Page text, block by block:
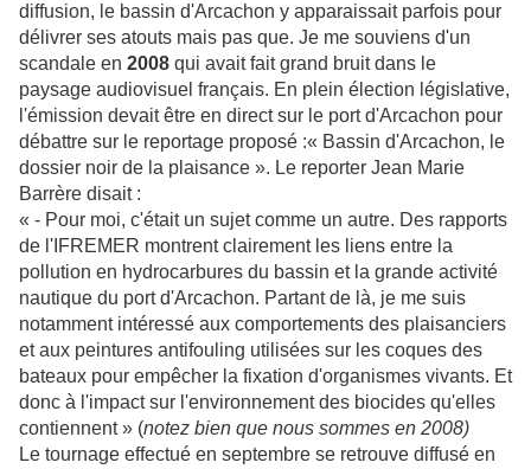
diffusion, le bassin d'Arcachon y apparaissait parfois pour
délivrer ses atouts mais pas que. Je me souviens d'un
scandale en 2008 qui avait fait grand bruit dans le
paysage audiovisuel français. En plein élection législative,
l'émission devait être en direct sur le port d'Arcachon pour
débattre sur le reportage proposé :« Bassin d'Arcachon, le
dossier noir de la plaisance ». Le reporter Jean Marie
Barrère disait :
« - Pour moi, c'était un sujet comme un autre. Des rapports
de l'IFREMER montrent clairement les liens entre la
pollution en hydrocarbures du bassin et la grande activité
nautique du port d'Arcachon. Partant de là, je me suis
notamment intéressé aux comportements des plaisanciers
et aux peintures antifouling utilisées sur les coques des
bateaux pour empêcher la fixation d'organismes vivants. Et
donc à l'impact sur l'environnement des biocides qu'elles
contiennent » (notez bien que nous sommes en 2008)
Le tournage effectué en septembre se retrouve diffusé en